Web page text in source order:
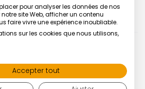
| Hotline
pour analyser les données de nos
site Web, afficher un contenu
faire vivre une expérience inoubliable.
sur les cookies que nous utilisons,
Accepter tout